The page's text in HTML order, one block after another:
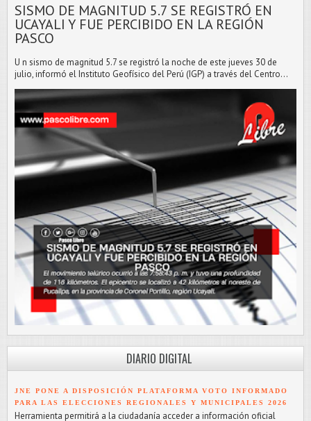
SISMO DE MAGNITUD 5.7 SE REGISTRÓ EN
UCAYALI Y FUE PERCIBIDO EN LA REGIÓN
PASCO
U n sismo de magnitud 5.7 se registró la noche de este jueves 30 de
julio, informó el Instituto Geofísico del Perú (IGP) a través del Centro...
DIARIO DIGITAL
JNE PONE A DISPOSICIÓN PLATAFORMA VOTO INFORMADO
PARA LAS ELECCIONES REGIONALES Y MUNICIPALES 2026
Herramienta permitirá a la ciudadanía acceder a información oficial